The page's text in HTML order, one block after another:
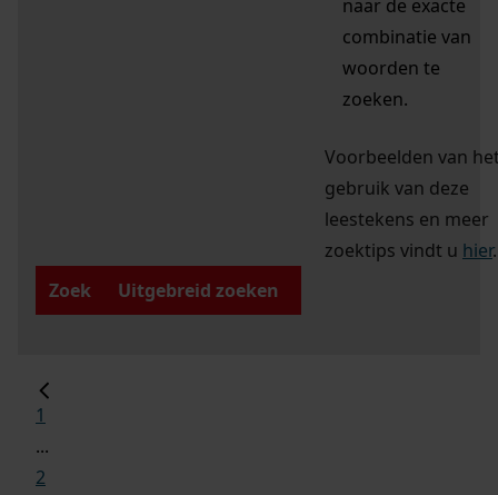
naar de exacte
combinatie van
woorden te
zoeken.
Voorbeelden van
gebruik van deze
leestekens en meer
zoektips vindt u hier.
Zoek
Uitgebreid zoeken
1
...
2